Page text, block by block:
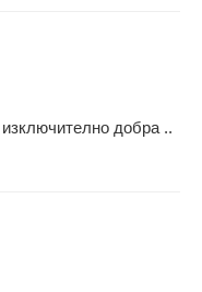
добра ..